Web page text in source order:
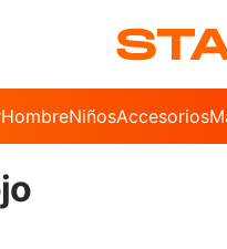
HombreNiñosAccesorios